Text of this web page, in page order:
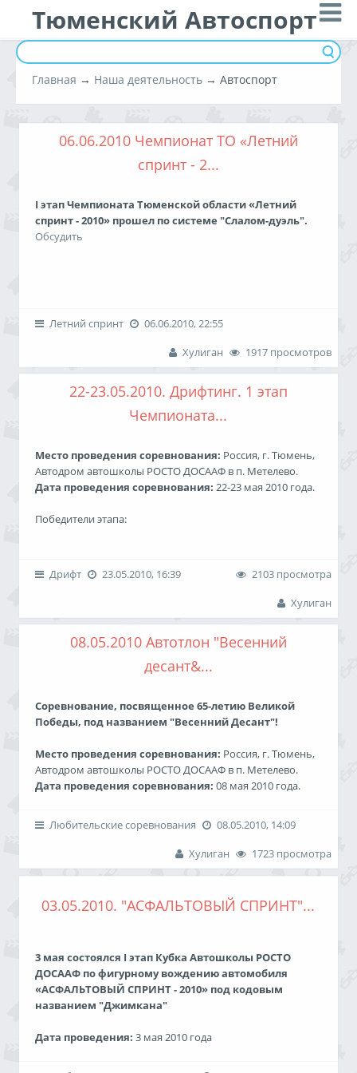
Тюменский Автоспорт
Главная → Наша деятельность → Автоспорт
06.06.2010 Чемпионат ТО «Летний
спринт - 2...
I этап Чемпионата Тюменской области «Летний
спринт - 2010» прошел по системе "Слалом-дуэль".
Обсудить
Место проведения:
Кулаково, трасса «Силкин Лог".
В рамках соревнования прошел 1 этап Чемпионата
Победители I этапа Чемпионата Тюменской
области «Летний спринт - 2010»:
1. Худатов Руслан
2. Рожков Константин/Ляпоров Дмитрий
3. Табуев Андрей
Класс "Полный привод”
1. Рожнов Евгений
2. Ермолаев Павел
Летний спринт
06.06.2010, 22:55
1917 просмотров
Хулиган
22-23.05.2010. Дрифтинг. 1 этап
Чемпионата...
Место проведения соревнования: Россия, г. Тюмень,
Автодром автошколы РОСТО ДОСААФ в п. Метелево.
Дата проведения соревнования: 22-23 мая 2010 года.
Победители этапа:
2 место - Буканов Евгений (г. Сургут) Toyota Mark II
TourerV
3 место - Буданцев Вячеслав (г. Екатеринбург) Nissan
Silvia S15
Команда победитель этапа - Taboo (г. Сургут)
Подробные результатыОтчет Обсуждение
Дрифт 23.05.2010, 16:39
2103 просмотра
Хулиган
08.05.2010 Автотлон "Весенний
десант&...
Cоревнование, посвященное 65-летию Великой
Победы, под названием "Весенний Десант"!
Место проведения соревнования: Россия, г. Тюмень,
Автодром автошколы РОСТО ДОСААФ в п. Метелево.
Дата проведения соревнования: 08 мая 2010 года.
Победители-обладатели Кубка РОСТО ДОСААФ:
1) Афанасьев Алексей / Ворошилов Дмитрий
2) Ангел Андрей / Калашников Михаил
Победители в зачете "АвтоЛеди":
2) Павлова Ирина / Чамин Дмитрий
3) Трофимова Татьяна / Бодягин Павел
Подробные результаты
Любительские соревнования
08.05.2010, 14:09
1723 просмотра
Хулиган
03.05.2010. "АСФАЛЬТОВЫЙ СПРИНТ"...
3 мая состоялся I этап Кубка Автошколы РОСТО
ДОСААФ по фигурному вождению автомобиля
«АСФАЛЬТОВЫЙ СПРИНТ - 2010» под кодовым
названием "Джимкана"
Дата проведения: 3 мая 2010 года